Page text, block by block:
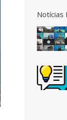
Notícias